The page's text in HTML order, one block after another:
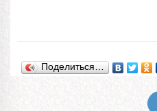
Поделиться…